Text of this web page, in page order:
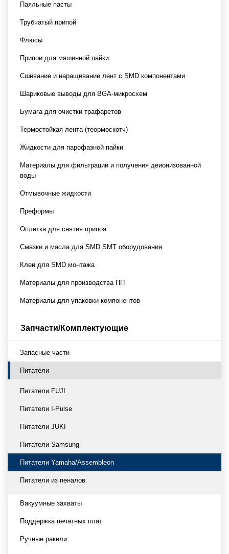
Паяльные пасты
Трубчатый припой
Флюсы
Припои для машинной пайки
Сшивание и наращивание лент с SMD компонентами
Шариковые выводы для BGA-микросхем
Бумага для очистки трафаретов
Термостойкая лента (теормоскотч)
Жидкости для парофазной пайки
Материалы для фильтрации и получения деионизованной
воды
Отмывочные жидкости
Преформы
Оплетка для снятия припоя
Смазки и масла для SMD SMT оборудования
Клеи для SMD монтажа
Материалы для производства ПП
Материалы для упаковки компонентов
Запчасти/Комплектующие
Запасные части
Питатели
Питатели FUJI
Питатели I-Pulse
Питатели JUKI
Питатели Samsung
Питатели Yamaha/Assembleon
Питатели из пеналов
Вакуумные захваты
Поддержка печатных плат
Ручные ракели